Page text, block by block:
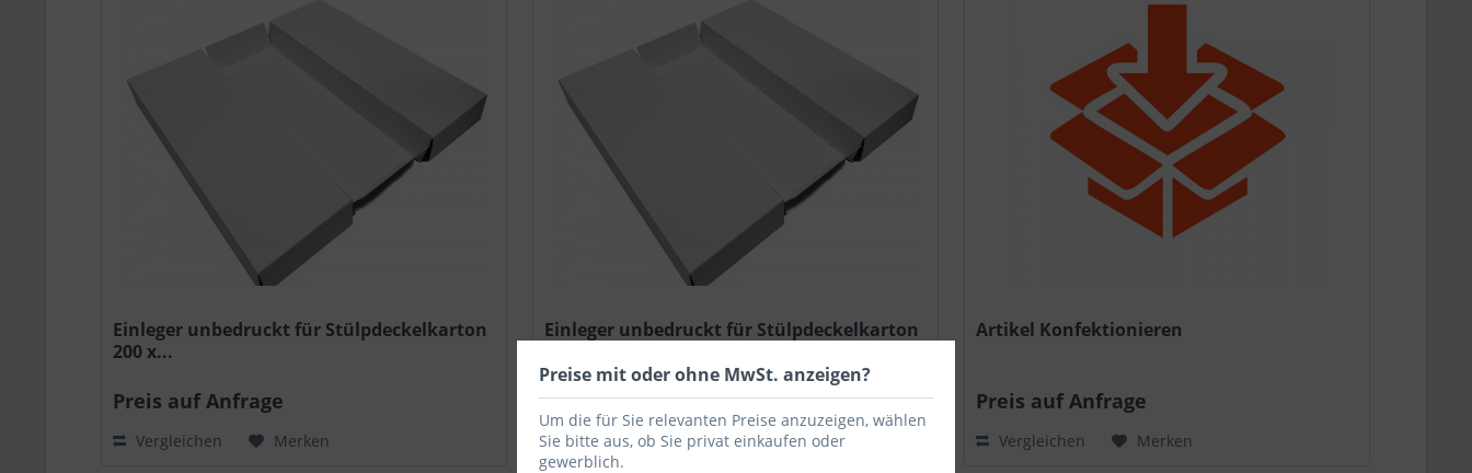
Einleger unbedruckt für Stülpdeckelkarton
200 x...
Preis auf Anfrage
Vergleichen Merken
Einleger unbedruckt für Stülpdeckelkarton
Preis auf Anfrage
Vergleichen Merken
Artikel Konfektionieren
Preis auf Anfrage
Vergleichen Merken
Preise mit oder ohne MwSt. anzeigen?
Um die für Sie relevanten Preise anzuzeigen, wählen
Sie bitte aus, ob Sie privat einkaufen oder
gewerblich.